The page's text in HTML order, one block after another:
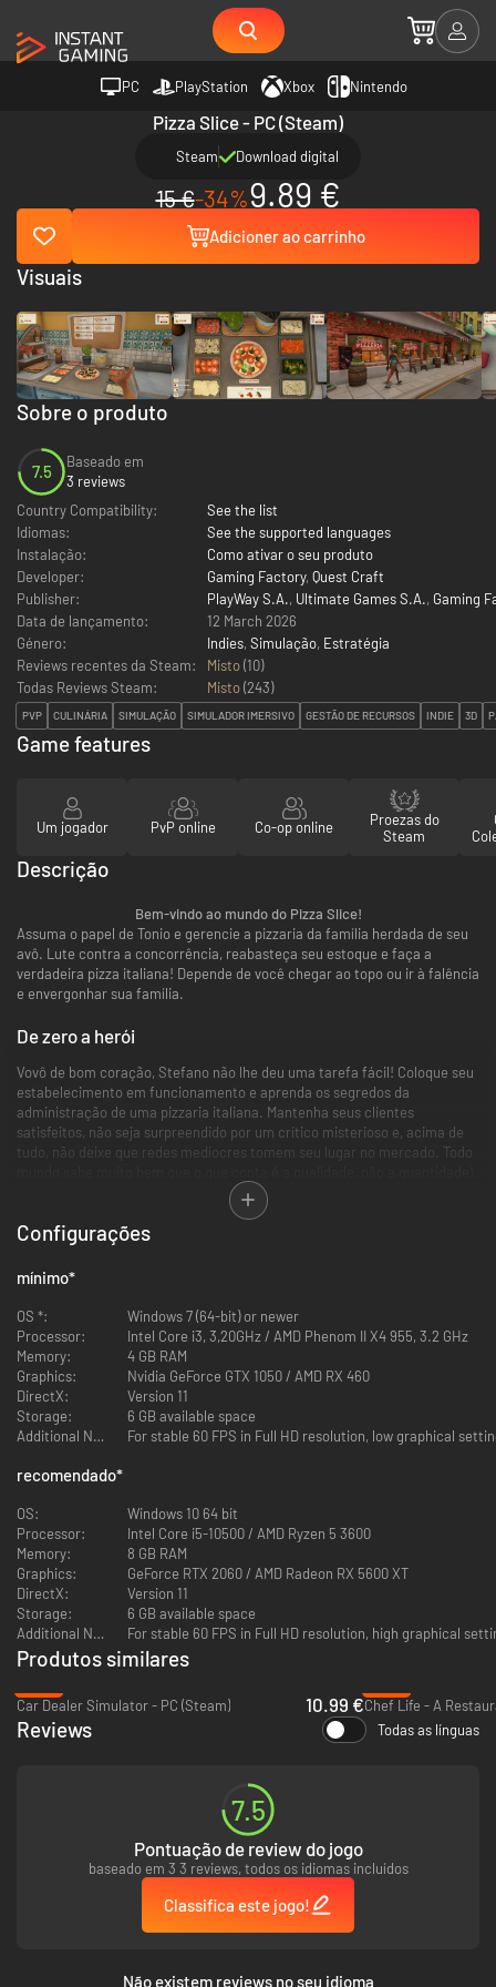
PC PlayStation Xbox Nintendo
Pizza Slice - PC (Steam)
Steam Download digital
15 €-34%9.89 €
Adicioner ao carrinho
Sobre o produto
7.5
Baseado em
3 reviews
Country Compatibility:
See the list
Idiomas:
See the supported languages
Instalação:
Como ativar o seu produto
Developer:
Gaming Factory, Quest Craft
Publisher:
PlayWay S.A., Ultimate Games S.A., Gaming
Data de lançamento:
12 March 2026
Género:
Indies, Simulação, Estratégia
Reviews recentes da Steam:
Misto(10)
Todas Reviews Steam:
Misto(243)
PVP CULINÁRIA SIMULAÇÃO SIMULADOR IMERSIVO GESTÃO DE RECURSOS INDIE 3D
Visuais
Game features
Um jogador PvP online Co-op online
Proezas do
Steam
Descrição
Bem-vindo ao mundo do Pizza Slice!
Assuma o papel de Tonio e gerencie a pizzaria da família herdada de seu
avô. Lute contra a concorrência, reabasteça seu estoque e faça a
verdadeira pizza italiana! Depende de você chegar ao topo ou ir à falência
e envergonhar sua família.
De zero a herói
Vovô de bom coração, Stefano não lhe deu uma tarefa fácil! Coloque seu
estabelecimento em funcionamento e aprenda os segredos da
administração de uma pizzaria italiana. Mantenha seus clientes
satisfeitos, não seja surpreendido por um crítico misterioso e, acima de
tudo, não deixe que redes medíocres tomem seu lugar no mercado. Todo
apenas alguns dos problemas que você enfrentará. Além disso, há uma
máfia rondando a cidade... Ninguém disse que seria fácil, mas o que você
não faria por uma pizza saborosa?
Todo chef precisa de um ajudante
Duas cabeças são melhores do que uma! Ao seu lado está o seu primo
preguiçoso Alfonso, que o ajudará a iniciar o negócio da família. Como
todos nós sabemos, a força está nos números, portanto, convide seus
amigos para jogar e crie um império de pizzas italianas juntos!
Configurações
mínimo*
OS *:
Windows 7 (64-bit) or newer
Processor:
Intel Core i3, 3,20GHz / AMD Phenom II X4 955, 3.2 GHz
Memory:
4 GB RAM
Graphics:
Nvidia GeForce GTX 1050 / AMD RX 460
DirectX:
Version 11
Storage:
6 GB available space
Additional Notes:
For stable 60 FPS in Full HD resolution, low graphical
recomendado*
OS:
Windows 10 64 bit
Processor:
Intel Core i5-10500 / AMD Ryzen 5 3600
Memory:
8 GB RAM
Graphics:
GeForce RTX 2060 / AMD Radeon RX 5600 XT
DirectX:
Version 11
Storage:
6 GB available space
Additional Notes:
For stable 60 FPS in Full HD resolution, high graphical
Produtos similares
Car Dealer Simulator - PC (Steam)
10.99 €
Reviews Todas as línguas
7.5
Pontuação de review do jogo
baseado em 3 3 reviews, todos os idiomas incluídos
Classifica este jogo!
Não existem reviews no seu idioma